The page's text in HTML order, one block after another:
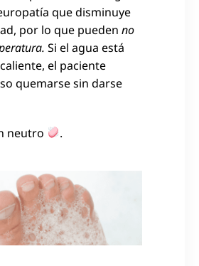
que disminuye
por lo que pueden no
Si el agua está
el paciente
quemarse sin darse
neutro .